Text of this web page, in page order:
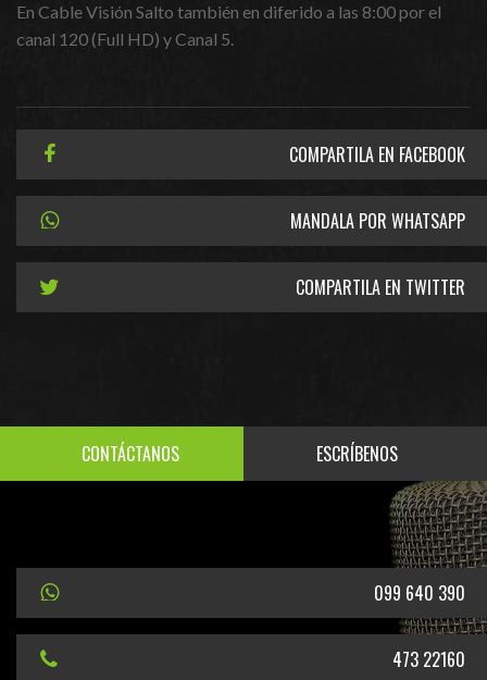
En Cable Visión Salto también en diferido a las 8:00 por el
canal 120 (Full HD) y Canal 5.
COMPARTILA EN FACEBOOK
MANDALA POR WHATSAPP
COMPARTILA EN TWITTER
CONTÁCTANOS ESCRÍBENOS
099 640 390
473 22160